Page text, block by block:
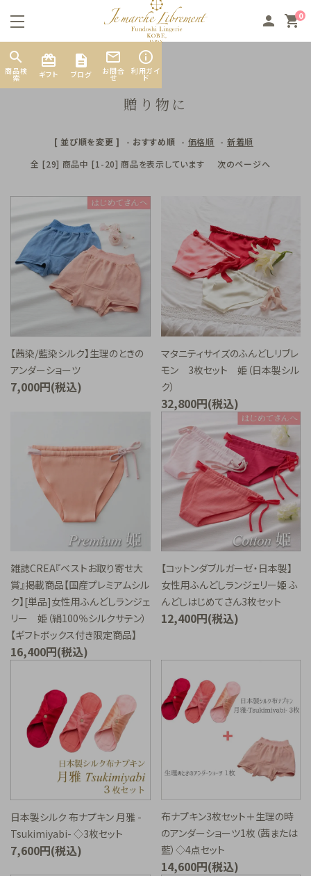
person 0
shopping_cart
search
商品検
索
card_giftcard
ギフト ブログ
mail_outline
お問合
せ
info_outline
利用ガイ
ド
search
素材から探す
カテゴリーから探す
お悩み別から探す
INFORMATION
プライバシーポリシー
特定商取引法について
TOP 贈り物に
贈り物に
[ 並び順を変更 ] - おすすめ順 - 価格順 - 新着順
全 [29] 商品中 [1-20] 商品を表示しています
次のページへ
【茜染/藍染シルク】生理のときの
アンダーショーツ
7,000円(税込)
マタニティサイズのふんどしリブレ
モン 3枚セット 姫（日本製シル
ク）
32,800円(税込)
雑誌CREA『ベストお取り寄せ大
賞』掲載商品【国産プレミアムシル
ク】[単品]女性用ふんどしランジェ
リー 姫（絹100％シルクサテン）
【ギフトボックス付き限定商品】
16,400円(税込)
【コットンダブルガーゼ・日本製】
女性用ふんどしランジェリー姫 ふ
んどしはじめてさん3枚セット
12,400円(税込)
日本製シルク 布ナプキン 月雅 -
Tsukimiyabi- ◇3枚セット
7,600円(税込)
布ナプキン3枚セット＋生理の時
のアンダーショーツ1枚（茜または
藍）◇4点セット
14,600円(税込)